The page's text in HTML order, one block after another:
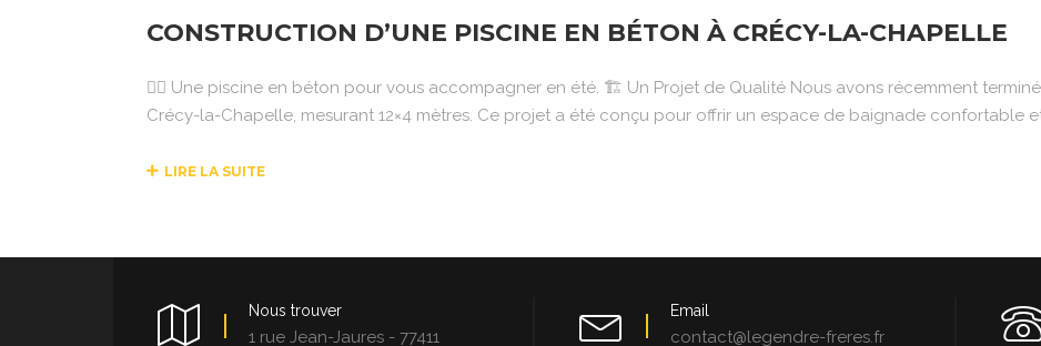
CONSTRUCTION D’UNE PISCINE EN BÉTON À CRÉCY-LA-CHAPELLE
🏊‍♂️ Une piscine en béton pour vous accompagner en été. 🏗️ Un Projet de Qualité Nous avons récemment
Crécy-la-Chapelle, mesurant 12×4 mètres. Ce projet a été conçu pour offrir un espace de baignade confortable
LIRE LA SUITE
Nous trouver
1 rue Jean-Jaures - 77411
Email
contact@legendre-freres.fr